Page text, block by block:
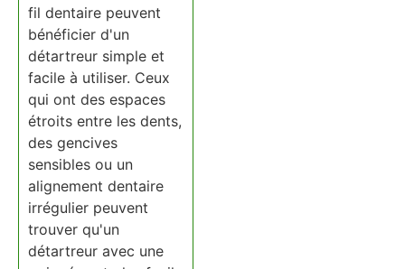
fil dentaire peuvent
bénéficier d'un
détartreur simple et
facile à utiliser. Ceux
qui ont des espaces
étroits entre les dents,
des gencives
sensibles ou un
alignement dentaire
irrégulier peuvent
trouver qu'un
détartreur avec une